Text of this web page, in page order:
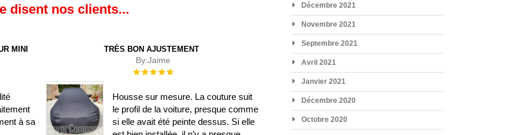
disent nos clients...
MINI
à sa
TRÈS BON AJUSTEMENT
By:Jaime
Évaluation :
Housse sur mesure. La couture suit
le profil de la voiture, presque comme
si elle avait été peinte dessus. Si elle
Décembre 2021
Novembre 2021
Septembre 2021
Avril 2021
Janvier 2021
Décembre 2020
Octobre 2020